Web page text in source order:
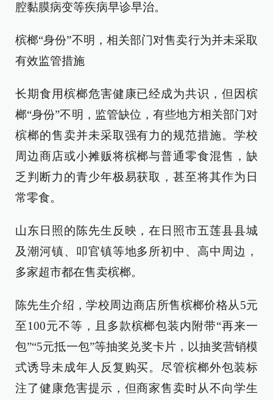
腔黏膜病变等疾病早诊早治。
槟榔“身份”不明，相关部门对售卖行为并未采取
有效监管措施
长期食用槟榔危害健康已经成为共识，但因槟
榔“身份”不明，监管缺位，有些地方相关部门对
槟榔的售卖并未采取强有力的规范措施。学校
周边商店或小摊贩将槟榔与普通零食混售，缺
乏判断力的青少年极易获取，甚至将其作为日
常零食。
山东日照的陈先生反映，在日照市五莲县县城
及潮河镇、叩官镇等地多所初中、高中周边，
多家超市都在售卖槟榔。
陈先生介绍，学校周边商店所售槟榔价格从5元
至100元不等，且多款槟榔包装内附带“再来一
包”“5元抵一包”等抽奖兑奖卡片，以抽奖营销模
式诱导未成年人反复购买。尽管槟榔外包装标
注了健康危害提示，但商家售卖时从不向学生